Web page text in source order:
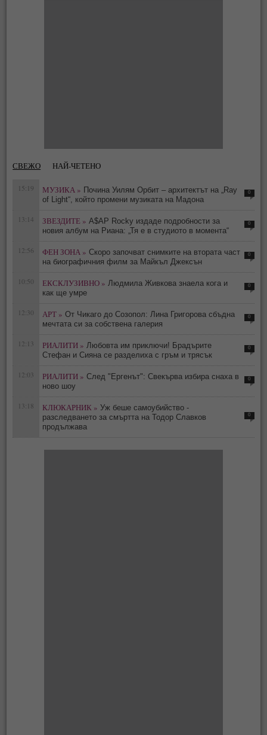
СВЕЖО НАЙ-ЧЕТЕНО
15:19 МУЗИКА » Почина Уилям Орбит – архитектът на „Ray
of Light“, който промени музиката на Мадона
0
13:14 ЗВЕЗДИТЕ » A$AP Rocky издаде подробности за
новия албум на Риана: „Тя е в студиото в момента“
0
12:56 ФЕН ЗОНА » Скоро започват снимките на втората част
на биографичния филм за Майкъл Джексън
0
10:50 ЕКСКЛУЗИВНО » Людмила Живкова знаела кога и
как ще умре
0
12:30 АРТ » От Чикаго до Созопол: Лина Григорова сбъдна
мечтата си за собствена галерия
0
12:13 РИАЛИТИ » Любовта им приключи! Брадърите
Стефан и Сияна се разделиха с гръм и трясък
0
12:03 РИАЛИТИ » След "Ергенът": Свекърва избира снаха в
ново шоу
0
13:18 КЛЮКАРНИК » Уж беше самоубийство -
разследването за смъртта на Тодор Славков
продължава
0